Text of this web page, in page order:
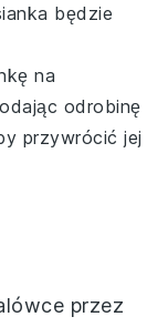
będzie
na
odrobinę
przywrócić jej
przez